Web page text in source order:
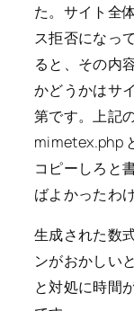
た。サイト全
ス拒否になっ
ると、その内
かどうかはサ
第です。上記
mimetex.php
コピーしろと
ばよかったわ
生成された数
ンがおかしい
と対処に時間